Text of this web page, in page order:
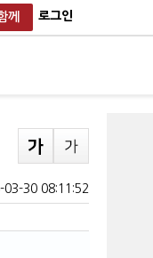
께 로그인
03-30 08:11:52